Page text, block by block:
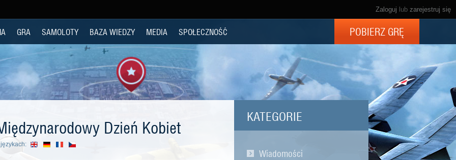
Zaloguj lub zarejestruj się
GRA SAMOLOTY BAZA WIEDZY MEDIA SPOŁECZNOŚĆ POBIERZ GRĘ
KATEGORIE
Wiadomości
Dzień Kobiet